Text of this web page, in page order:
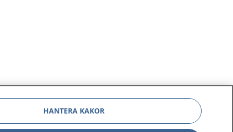
HANTERA KAKOR